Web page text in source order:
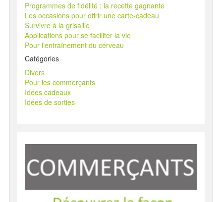
Programmes de fidélité : la recette gagnante
Les occasions pour offrir une carte-cadeau
Survivre à la grisaille
Applications pour se faciliter la vie
Pour l’entraînement du cerveau
Catégories
Divers
Pour les commerçants
Idées cadeaux
Idées de sorties